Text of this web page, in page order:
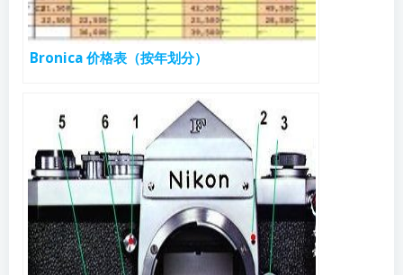
Bronica 价格表（按年划分）